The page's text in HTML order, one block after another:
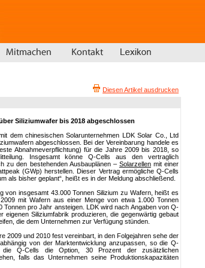
Diesen Artikel ausdrucken
Siliziumwafer bis 2018 abgeschlossen
dem chinesischen Solarunternehmen LDK Solar Co., Ltd
abgeschlossen. Bei der Vereinbarung handele es
Abnahmeverpflichtung) für die Jahre 2009 bis 2018, so
Insgesamt könne Q-Cells aus den vertraglich
zu den bestehenden Ausbauplänen – Solarzellenmit einer
(GWp) herstellen. Dieser Vertrag ermögliche Q-Cells
als bisher geplant“, heißt es in der Meldung abschließend.
von insgesamt 43.000 Tonnen Silizium zu Wafern, heißt es
mit Wafern aus einer Menge von etwa 1.000 Tonnen
Tonnen pro Jahr ansteigen. LDK wird nach Angaben von Q-
eigenen Siliziumfabrik produzieren, die gegenwärtig gebaut
die dem Unternehmen zur Verfügung stünden.
2009 und 2010 fest vereinbart, in den Folgejahren sehe der
von der Marktentwicklung anzupassen, so die Q-
Q-Cells die Option, 30 Prozent der zusätzlichen
falls das Unternehmen seine Produktionskapazitäten